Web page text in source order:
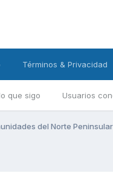
que sigo Usuarios
Términos & Privacidad
del Norte Peninsular